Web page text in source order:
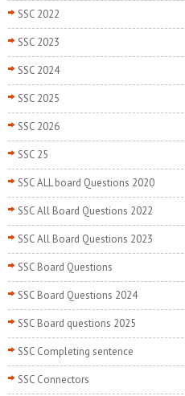
SSC 2022
SSC 2023
SSC 2024
SSC 2025
SSC 2026
SSC 25
SSC ALL board Questions 2020
SSC All Board Questions 2022
SSC All Board Questions 2023
SSC Board Questions
SSC Board Questions 2024
SSC Board questions 2025
SSC Completing sentence
SSC Connectors